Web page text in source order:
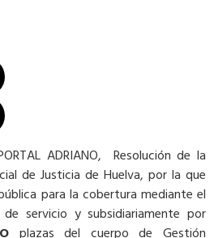
ADRIANO, Resolución de la
de Justicia de Huelva, por la que
para la cobertura mediante el
servicio y subsidiariamente por